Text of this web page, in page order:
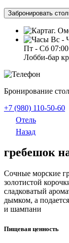
Забронировать
г.
Вс -
Пт - Сб
Лобби-бар
Бронирование
+7 (980) 110-50-60
Отель
Назад
гребешок
Сочные морские
золотистой
сладковатый
дымком, а
и шампани
Пищевая ценность